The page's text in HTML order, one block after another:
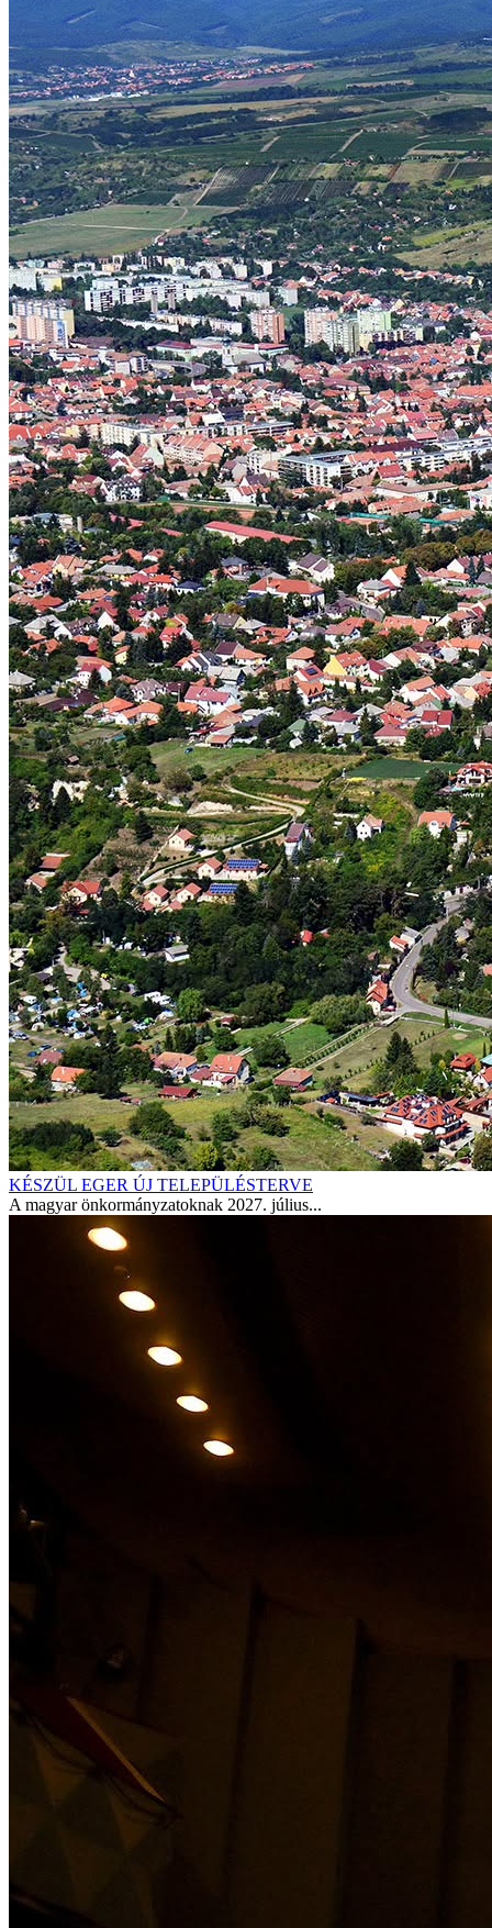
KÉSZÜL EGER ÚJ TELEPÜLÉSTERVE
A magyar önkormányzatoknak 2027. július...